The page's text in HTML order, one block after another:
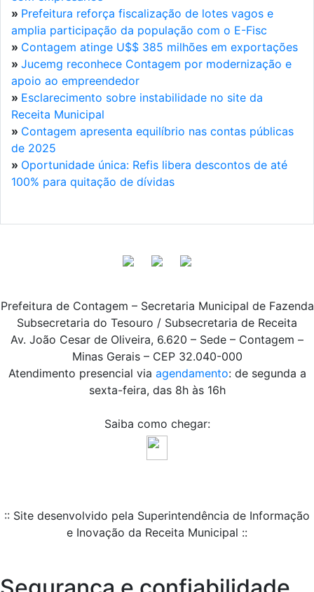
» Prefeitura reforça fiscalização de lotes vagos e
amplia participação da população com o E-Fisc
» Contagem atinge U$$ 385 milhões em exportações
» Jucemg reconhece Contagem por modernização e
apoio ao empreendedor
» Esclarecimento sobre instabilidade no site da
Receita Municipal
» Contagem apresenta equilíbrio nas contas públicas
de 2025
» Oportunidade única: Refis libera descontos de até
100% para quitação de dívidas
Prefeitura de Contagem – Secretaria Municipal de Fazenda
Subsecretaria do Tesouro / Subsecretaria de Receita
Av. João Cesar de Oliveira, 6.620 – Sede – Contagem –
Minas Gerais – CEP 32.040-000
Atendimento presencial via agendamento: de segunda a
sexta-feira, das 8h às 16h
Saiba como chegar:
:: Site desenvolvido pela Superintendência de Informação
e Inovação da Receita Municipal ::